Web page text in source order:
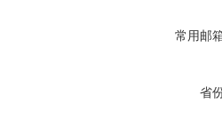
常用邮
省